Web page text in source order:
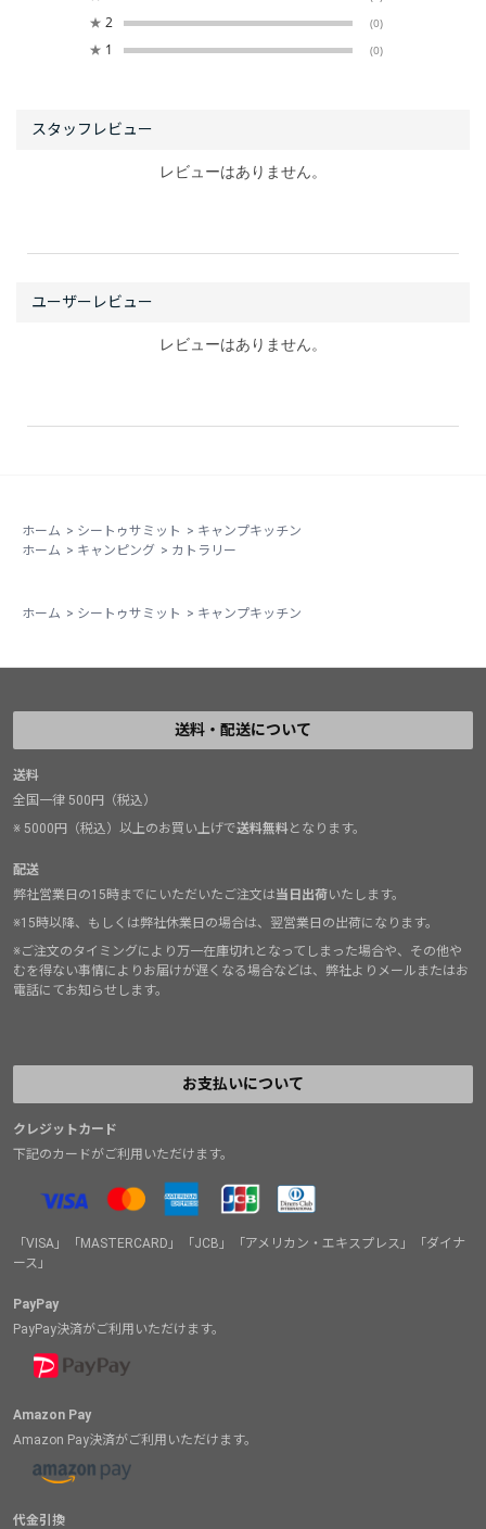
★ 2 (0)
★ 1 (0)
レビューはありません。
レビューはありません。
ホーム > シートゥサミット > キャンプキッチン
ホーム > キャンピング > カトラリー
ホーム > シートゥサミット > キャンプキッチン
送料・配送について
送料
全国一律 500円（税込）
※ 5000円（税込）以上のお買い上げで送料無料となります。
配送
弊社営業日の15時までにいただいたご注文は当日出荷いたします。
※15時以降、もしくは弊社休業日の場合は、翌営業日の出荷になります。
※ご注文のタイミングにより万一在庫切れとなってしまった場合や、その他や
むを得ない事情によりお届けが遅くなる場合などは、弊社よりメールまたはお
電話にてお知らせします。
お支払いについて
クレジットカード
下記のカードがご利用いただけます。
「VISA」「MASTERCARD」「JCB」「アメリカン・エキスプレス」「ダイナ
ース」
PayPay
PayPay決済がご利用いただけます。
Amazon Pay
Amazon Pay決済がご利用いただけます。
代金引換